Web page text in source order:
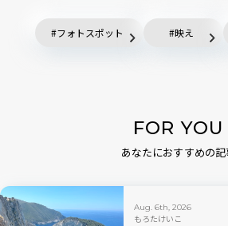
フォトスポット 映え
FOR YOU
あなたにおすすめの記
Aug. 6th, 2026
もろたけいこ